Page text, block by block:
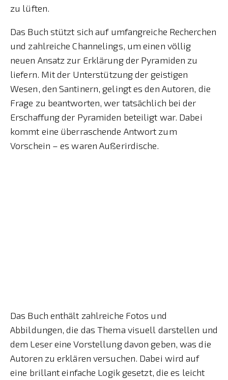
zu lüften.
Das Buch stützt sich auf umfangreiche Recherchen
und zahlreiche Channelings, um einen völlig
neuen Ansatz zur Erklärung der Pyramiden zu
liefern. Mit der Unterstützung der geistigen
Wesen, den Santinern, gelingt es den Autoren, die
Frage zu beantworten, wer tatsächlich bei der
Erschaffung der Pyramiden beteiligt war. Dabei
kommt eine überraschende Antwort zum
Vorschein – es waren Außerirdische.
Das Buch enthält zahlreiche Fotos und
Abbildungen, die das Thema visuell darstellen und
dem Leser eine Vorstellung davon geben, was die
Autoren zu erklären versuchen. Dabei wird auf
eine brillant einfache Logik gesetzt, die es leicht